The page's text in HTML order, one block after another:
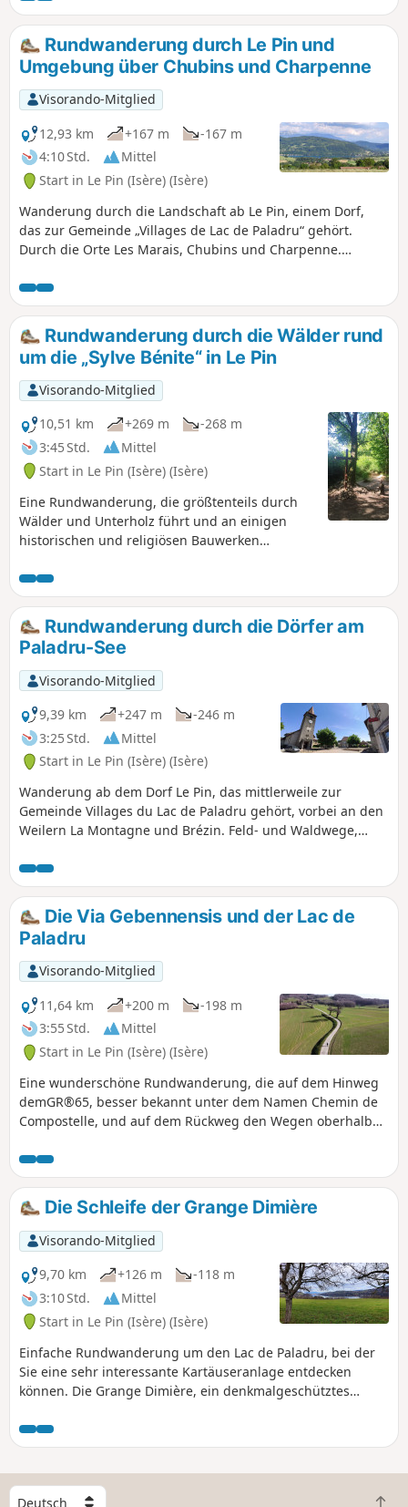
abwechslungsreiches Terrain. Die
vorgeschlagene Rundwanderung führt
vom Westhang (Virieu) hinauf zum
Aufstieg auf den Osthang, wechselt
dann auf den Osthang und führt über
die Bergrücken zurück. Dank der
geringen Höhe ist die Wanderung zu
jeder Jahreszeit möglich, auch nach
Schneefall.
Rundwanderung durch Le Pin und
Umgebung über Chubins und Charpenne
Visorando-Mitglied
12,93 km
+167 m
-167 m
4:10 Std.
Mittel
Start in Le Pin (Isère) (Isère)
Wanderung durch die Landschaft ab Le Pin, einem Dorf,
das zur Gemeinde „Villages de Lac de Paladru“ gehört.
Durch die Orte Les Marais, Chubins und Charpenne.
einigen kleinen asphaltierten Straßen.
Rundwanderung durch die Wälder rund
um die „Sylve Bénite“ in Le Pin
Visorando-Mitglied
10,51 km
+269 m
-268 m
3:45 Std.
Mittel
Start in Le Pin (Isère) (Isère)
Eine Rundwanderung, die größtenteils durch
Wälder und Unterholz führt und an einigen
historischen und religiösen Bauwerken
Croix de Moine Mort und Croix d’Homnézy. Blick
auf den Lac de Paladru und den Mont Blanc (bei
klarem Wetter).
Rundwanderung durch die Dörfer am
Paladru-See
Visorando-Mitglied
9,39 km
+247 m
-246 m
3:25 Std.
Mittel
Start in Le Pin (Isère) (Isère)
Wanderung ab dem Dorf Le Pin, das mittlerweile zur
Gemeinde Villages du Lac de Paladru gehört, vorbei an den
Weilern La Montagne und Brézin. Feld- und Waldwege,
Vercors in der Ferne.
Die Via Gebennensis und der Lac de
Paladru
Visorando-Mitglied
11,64 km
+200 m
-198 m
3:55 Std.
Mittel
Start in Le Pin (Isère) (Isère)
Eine wunderschöne Rundwanderung, die auf dem Hinweg
demGR®65, besser bekannt unter dem Namen Chemin de
Compostelle, und auf dem Rückweg den Wegen oberhalb
Die Schleife der Grange Dimière
Visorando-Mitglied
9,70 km
+126 m
-118 m
3:10 Std.
Mittel
Start in Le Pin (Isère) (Isère)
Einfache Rundwanderung um den Lac de Paladru, bei der
Sie eine sehr interessante Kartäuseranlage entdecken
können. Die Grange Dimière, ein denkmalgeschütztes
heute in Privatbesitz befindet und nicht besichtigt werden
kann.
W